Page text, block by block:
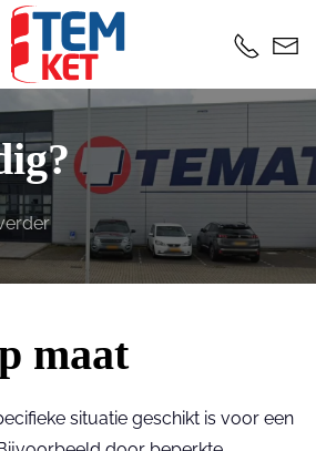
maat
situatie geschikt is voor een